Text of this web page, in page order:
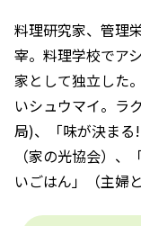
料理研究家、管理
宰。料理学校でア
家として独立した
いシュウマイ。ラ
局)、「味が決まる
（家の光協会）
いごはん」（主婦